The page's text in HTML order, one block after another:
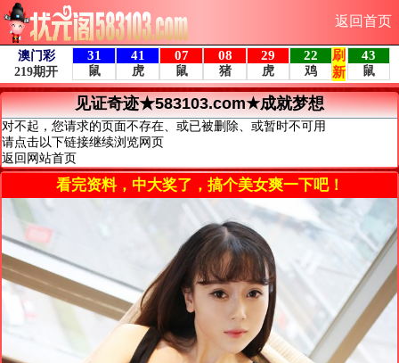
返回首页
见证奇迹★583103.com★成就梦想
对不起，您请求的页面不存在、或已被删除、或暂时不可用
请点击以下链接继续浏览网页
返回网站首页
看完资料，中大奖了，搞个美女爽一下吧！